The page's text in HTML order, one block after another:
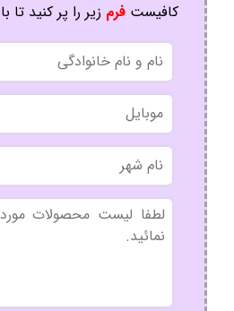
کافیستفرم زیر را پر کنید تا
نام
و
نام
خانوادگی
موبایل
نام
شهر
بدون
عنوان